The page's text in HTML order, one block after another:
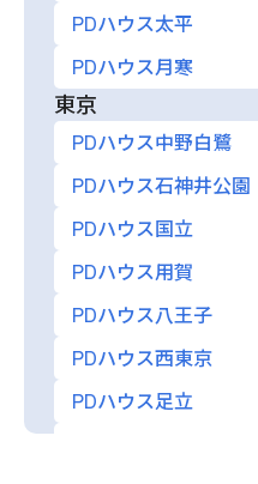
PDハウス太平
PDハウス月寒
東京
PDハウス中野白鷺
PDハウス石神井公園
PDハウス国立
PDハウス用賀
PDハウス八王子
PDハウス西東京
PDハウス足立